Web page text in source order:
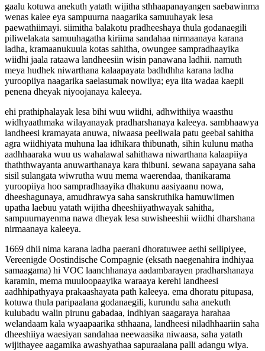
gaalu kotuwa anekuth yatath wijitha sthhaapanayangen saebawinma
wenas kalee eya sampuurna naagarika samuuhayak lesa
paewathiimayi. siimitha balakotu pradheeshaya thula godanaegili
piliwelakata samuuhagatha kiriima sandahaa nirmaanaya karana
ladha, kramaanukuula kotas sahitha, owungee sampradhaayika
wiidhi jaala rataawa landheesiin wisin panawana ladhii. namuth
meya hudhek niwarthana kalaapayata badhdhha karana ladha
yuroopiiya naagarika saelasumak nowiiya; eya iita wadaa kaepii
penena dheyak niyoojanaya kaleeya.
ehi prathiphalayak lesa bihi wuu wiidhi, adhwithiiya waasthu
widhyaathmaka wilayanayak pradharshanaya kaleeya. sambhaawya
landheesi kramayata anuwa, niwaasa peeliwala patu geebal sahitha
agra wiidhiyata muhuna laa idhikara thibunath, sihin kulunu matha
aadhhaaraka wuu us wahalawal sahithawa niwarthana kalaapiiya
thaththwayanta anuwarthanaya kara thibuni. sewana sapayana saha
sisil sulangata wiwrutha wuu mema waerendaa, thanikarama
yuroopiiya hoo sampradhaayika dhakunu aasiyaanu nowa,
dheeshagunaya, amudhrawya saha sanskruthika hamuwiimen
upatha laebuu yatath wijitha dheeshiiyathwayak sahitha,
sampuurnayenma nawa dheyak lesa suwisheeshii wiidhi dharshana
nirmaanaya kaleeya.
1669 dhii nima karana ladha paerani dhoratuwee aethi sellipiyee,
Vereenigde Oostindische Compagnie (eksath naegenahira indhiyaa
samaagama) hi VOC laanchhanaya aadambarayen pradharshanaya
karamin, mema muuloopaayika waraaya kerehi landheesi
aadhhipathyaya prakaashayata path kaleeya. ema dhoratu pitupasa,
kotuwa thula paripaalana godanaegili, kurundu saha anekuth
kulubadu walin pirunu gabadaa, indhiyan saagaraya harahaa
welandaam kala wyaapaarika sthhaana, landheesi niladhhaariin saha
dheeshiiya waesiyan sandahaa neewaasika niwaasa, saha yatath
wijithayee aagamika awashyathaa sapuraalana palli adangu wiya.